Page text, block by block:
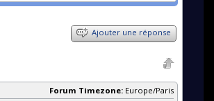
Ajouter une réponse
Forum Timezone: Europe/Paris